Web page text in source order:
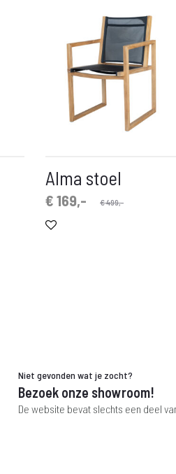
Alma stoel
€499,-
Oorspronkelijke
€169,-
Huidige
prijs
Niet gevonden wat je zocht?
Bezoek onze showroom!
De website bevat slechts een deel